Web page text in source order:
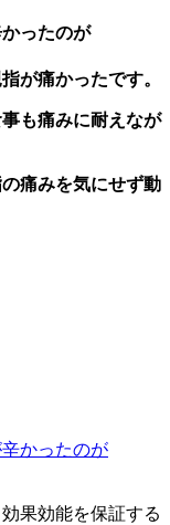
ったのが
が痛かったです。
も痛みに耐えなが
痛みを気にせず動
果効能を保証する